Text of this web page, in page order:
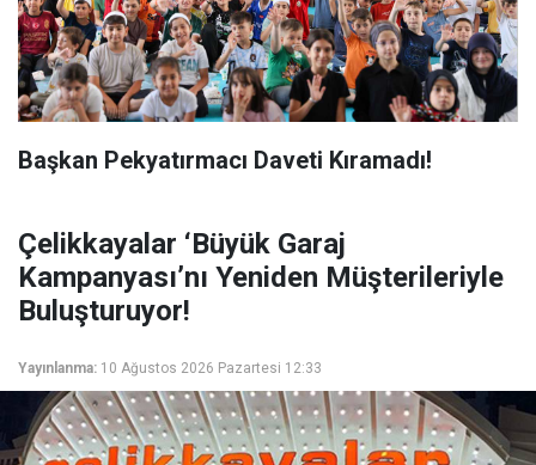
Başkan Pekyatırmacı Daveti Kıramadı!
Çelikkayalar ‘Büyük Garaj
Kampanyası’nı Yeniden Müşterileriyle
Buluşturuyor!
Yayınlanma: 10 Ağustos 2026 Pazartesi 12:33